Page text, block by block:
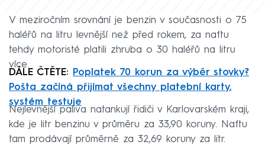
V meziročním srovnání je benzin v současnosti o 75
haléřů na litru levnější než před rokem, za naftu
tehdy motoristé platili zhruba o 30 haléřů na litru
více.
DÁLE ČTĚTE:
Poplatek 70 korun za výběr stovky?
Pošta začíná přijímat všechny platební karty,
systém testuje
Nejlevnější paliva natankují řidiči v Karlovarském kraji,
kde je litr benzinu v průměru za 33,90 koruny. Naftu
tam prodávají průměrně za 32,69 koruny za litr.